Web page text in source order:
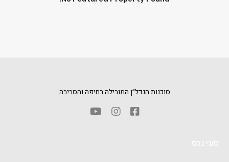
סוכנות הנדל״ן המובילה בחיפה והסביבה